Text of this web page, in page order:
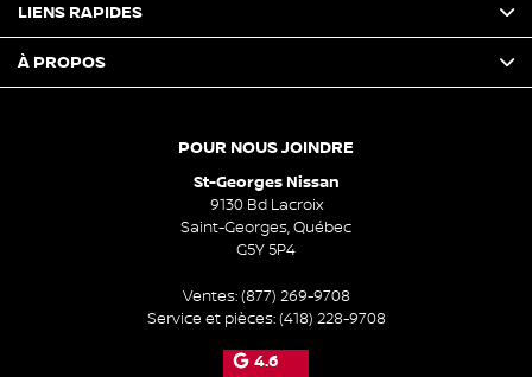
POUR NOUS JOINDRE
St-Georges Nissan
9130 Bd Lacroix
Saint-Georges,Québec
G5Y 5P4
Ventes:(877) 269-9708
Service et pièces:(418) 228-9708
4.6
LIENS RAPIDES
À PROPOS